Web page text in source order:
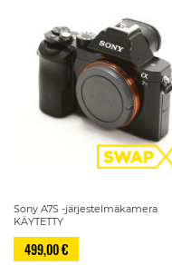
Sony A7S -järjestelmäkamera
KÄYTETTY
499,00 €